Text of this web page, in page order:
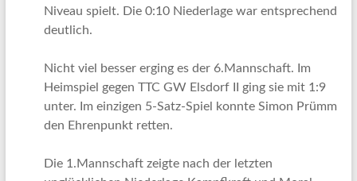
Niveau spielt. Die 0:10 Niederlage war entsprechend
deutlich.
Nicht viel besser erging es der 6.Mannschaft. Im
Heimspiel gegen TTC GW Elsdorf II ging sie mit 1:9
unter. Im einzigen 5-Satz-Spiel konnte Simon Prümm
den Ehrenpunkt retten.
Die 1.Mannschaft zeigte nach der letzten